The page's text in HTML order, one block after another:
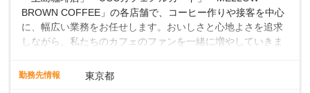
BROWN COFFEE」の各店舗で、コーヒー作りや接客を中心
に、幅広い業務をお任せします。おいしさと心地よさを追求
しながら、私たちのカフェのファンを一緒に増やしていきま
クの作成お客様のご案内、レジ対応軽食メニューの調理店内
勤務先情報 東京都